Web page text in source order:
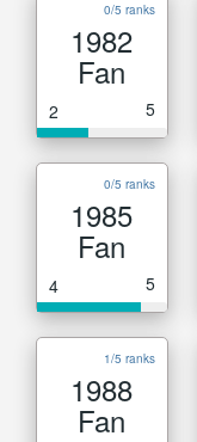
0/5 ranks
1982
Fan
2 5
0/5 ranks
1985
Fan
4 5
1/5 ranks
1988
Fan